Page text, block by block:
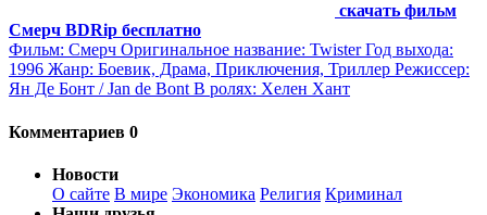
скачать фильм
Смерч BDRip бесплатно
Фильм: Смерч Оригинальное название: Twister Год выхода:
1996 Жанр: Боевик, Драма, Приключения, Триллер Режиссер:
Ян Де Бонт / Jan de Bont В ролях: Хелен Хант
Комментариев 0
Новости
О сайте В мире Экономика Религия Криминал